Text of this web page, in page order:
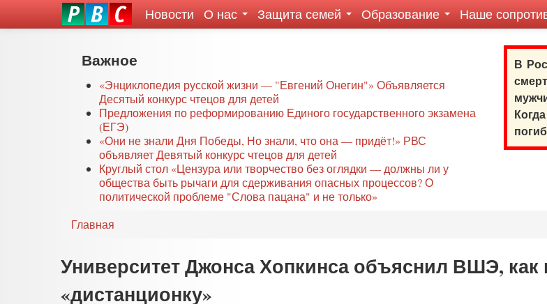
Новости О нас Защита семей Образование Наше
Важное
«Энциклопедия русской жизни — "Евгений Онегин"» Объявляется
Десятый конкурс чтецов для детей
Предложения по реформированию Единого государственного экзамена
(ЕГЭ)
«Они не знали Дня Победы, Но знали, что она — придёт!» РВС
объявляет Девятый конкурс чтецов для детей
Круглый стол «Цензура или творчество без оглядки — должны ли у
общества быть рычаги для сдерживания опасных процессов? О
политической проблеме "Слова пацана" и не только»
В
Когда
Главная
Университет Джонса Хопкинса объяснил ВШЭ, как
«дистанционку»